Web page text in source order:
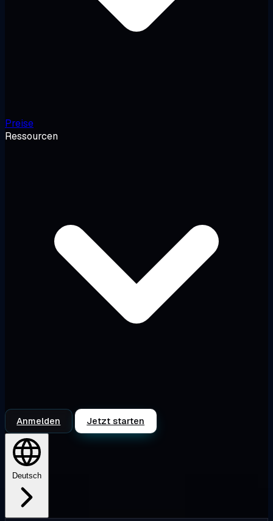
Preise
Ressourcen
Anmelden Jetzt starten
Deutsch